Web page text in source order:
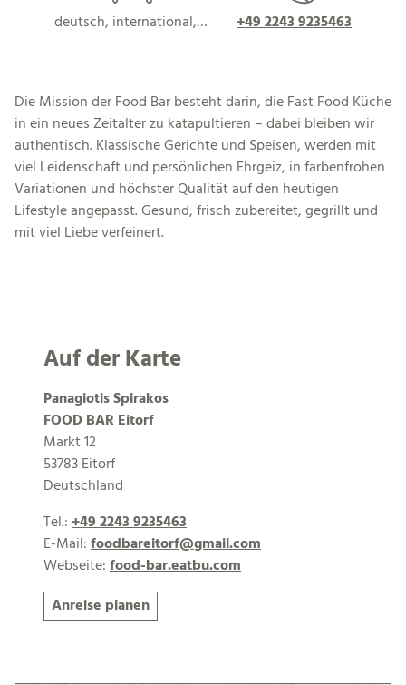
deutsch, international,… +49 2243 9235463
Die Mission der Food Bar besteht darin, die Fast Food Küche
in ein neues Zeitalter zu katapultieren – dabei bleiben wir
authentisch. Klassische Gerichte und Speisen, werden mit
viel Leidenschaft und persönlichen Ehrgeiz, in farbenfrohen
Variationen und höchster Qualität auf den heutigen
Lifestyle angepasst. Gesund, frisch zubereitet, gegrillt und
mit viel Liebe verfeinert.
Auf der Karte
Panagiotis Spirakos
FOOD BAR Eitorf
Markt 12
53783 Eitorf
Deutschland
Tel.:+49 2243 9235463
E-Mail:foodbareitorf@gmail.com
Webseite:food-bar.eatbu.com
Anreise planen